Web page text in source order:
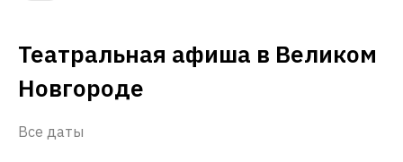
Театральная афиша в Великом
Новгороде
Все даты